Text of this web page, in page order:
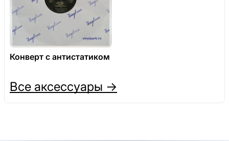
Конверт с антистатиком
Все аксессуары →